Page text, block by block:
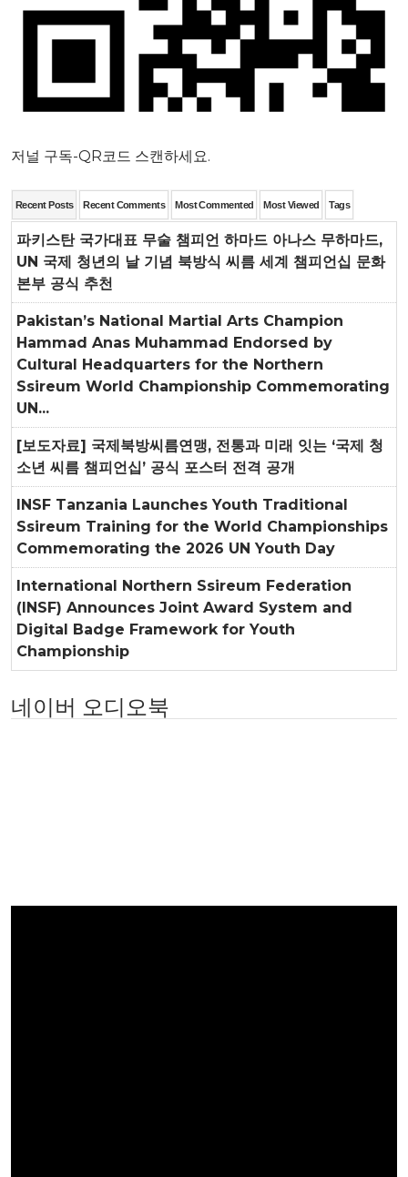
저널 구독-QR코드 스캔하세요.
Recent Posts Recent Comments Most Commented Most Viewed Tags
파키스탄 국가대표 무술 챔피언 하마드 아나스 무하마드,
UN 국제 청년의 날 기념 북방식 씨름 세계 챔피언십 문화
본부 공식 추천
Pakistan’s National Martial Arts Champion
Hammad Anas Muhammad Endorsed by
Cultural Headquarters for the Northern
Ssireum World Championship Commemorating
UN...
[보도자료] 국제북방씨름연맹, 전통과 미래 잇는 ‘국제 청
소년 씨름 챔피언십’ 공식 포스터 전격 공개
INSF Tanzania Launches Youth Traditional
Ssireum Training for the World Championships
Commemorating the 2026 UN Youth Day
International Northern Ssireum Federation
(INSF) Announces Joint Award System and
Digital Badge Framework for Youth
Championship
네이버 오디오북